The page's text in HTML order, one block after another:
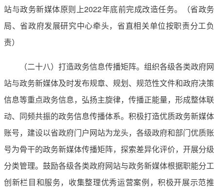
站与政务新媒体原则上2022年底前完成改造任务。（省政务
局、省政府发展研究中心牵头，省直相关单位按职责分工负
责）
（二十八）打造政务信息传播矩阵。组织各级各类政府网
站与政务新媒体及时发布规章、规划、规范性文件和政府决策
信息等重点政务信息，弘扬主旋律，传播正能量，形成整体联
动、同频共振的政务信息传播体系。积极打造优质政务新媒体
账号，建设以省政府门户网站为龙头，各级政府和部门优质账
号为骨干的政务新媒体传播矩阵，探索差异化评价，开展分级
分类管理。鼓励各级各类政府网站与政务新媒体根据职能分工
创新栏目和服务，收集整理优秀运营案例，积极开展示范推